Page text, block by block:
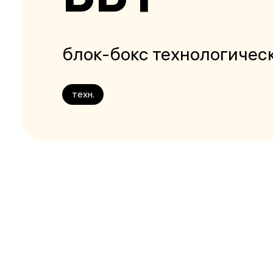
блок-бокс
техн.